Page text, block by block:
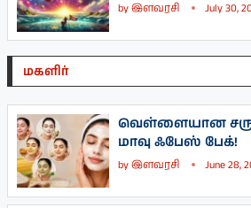
byஇளவரசி July 30,
மகளிர்
வெள்ளையான
மாவு ஃபேஸ் பேக்!
byஇளவரசி June 28,